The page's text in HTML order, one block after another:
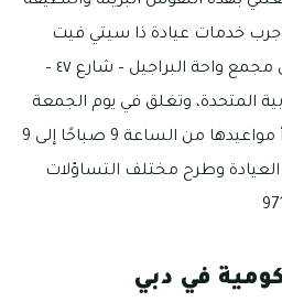
خدمات عيادة ذا سيتي فيت
كلينك، والتي تقع تحديدًا في مجمع واحة البراجيل – شارع ٤٧ –
المتحدة، وتغلق في يوم الجمعة
إلّا أن باقي أيام الأسبوع تبدأ مواعيدها من الساعة 9 صباحًا إلى 9
وطرح مختلف التساؤلات
في دبي